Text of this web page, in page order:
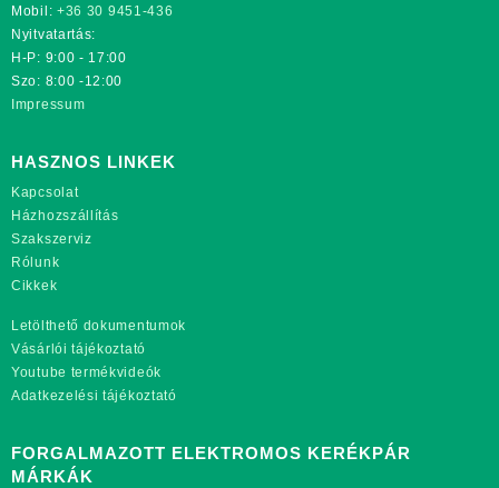
Mobil: +36 30 9451-436
Nyitvatartás:
H-P: 9:00 - 17:00
Szo: 8:00 -12:00
Impressum
HASZNOS LINKEK
Kapcsolat
Házhozszállítás
Szakszerviz
Rólunk
Cikkek
Letölthető dokumentumok
Vásárlói tájékoztató
Youtube termékvideók
Adatkezelési tájékoztató
FORGALMAZOTT ELEKTROMOS KERÉKPÁR
MÁRKÁK